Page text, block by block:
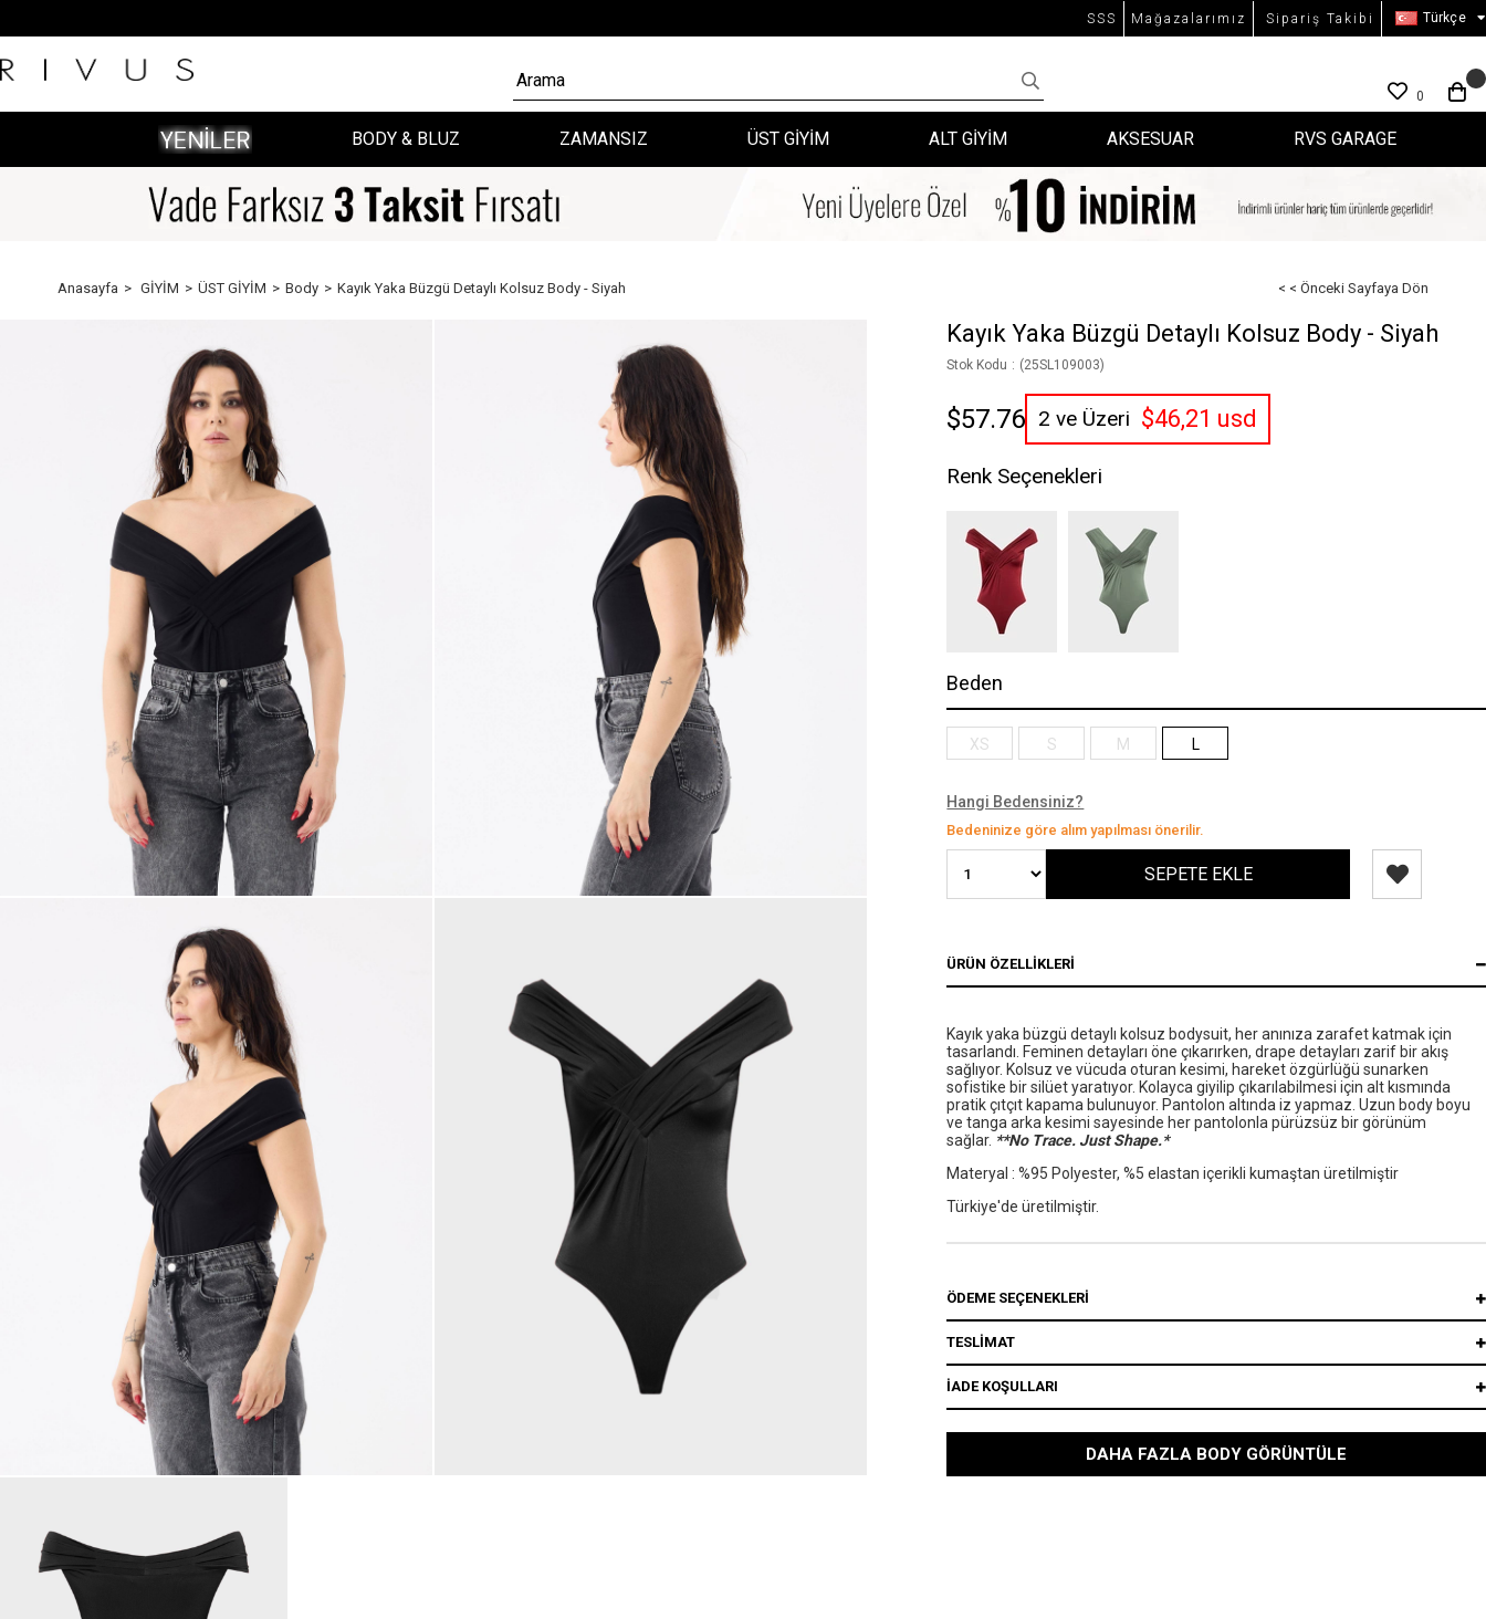
SSS Mağazalarımız Sipariş Takibi Türkçe
0
BODY & BLUZ ZAMANSIZ ÜST GİYİM ALT GİYİM AKSESUAR RVS GARAGE
Anasayfa GİYİM ÜST GİYİM Body Kayık Yaka Büzgü Detaylı Kolsuz Body - Siyah < < Önceki Sayfaya Dön
Kayık Yaka Büzgü Detaylı Kolsuz Body - Siyah
Stok Kodu (25SL109003)
$57.76 2 ve Üzeri $46,21 usd
Renk Seçenekleri
Beden
XS S M L
Hangi Bedensiniz?
Bedeninize göre alım yapılması önerilir.
ÜRÜN ÖZELLIKLERI
Kayık yaka büzgü detaylı kolsuz bodysuit, her anınıza zarafet katmak için
tasarlandı. Feminen detayları öne çıkarırken, drape detayları zarif bir akış
sağlıyor. Kolsuz ve vücuda oturan kesimi, hareket özgürlüğü sunarken
sofistike bir silüet yaratıyor. Kolayca giyilip çıkarılabilmesi için alt kısmında
pratik çıtçıt kapama bulunuyor. Pantolon altında iz yapmaz. Uzun body boyu
ve tanga arka kesimi sayesinde her pantolonla pürüzsüz bir görünüm
sağlar. **No Trace. Just Shape.*
Materyal : %95 Polyester, %5 elastan içerikli kumaştan üretilmiştir
Türkiye'de üretilmiştir.
ÖDEME SEÇENEKLERI
TESLİMAT
İADE KOŞULLARI
DAHA FAZLA BODY GÖRÜNTÜLE